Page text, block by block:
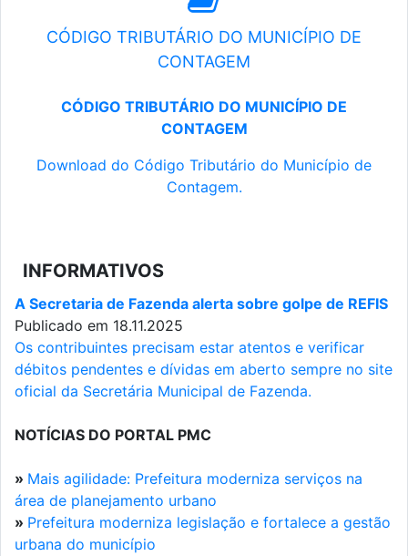
CÓDIGO TRIBUTÁRIO DO MUNICÍPIO DE
CONTAGEM
CÓDIGO TRIBUTÁRIO DO MUNICÍPIO DE
CONTAGEM
Download do Código Tributário do Município de
Contagem.
INFORMATIVOS
A Secretaria de Fazenda alerta sobre golpe de REFIS
Publicado em 18.11.2025
Os contribuintes precisam estar atentos e verificar
débitos pendentes e dívidas em aberto sempre no site
oficial da Secretária Municipal de Fazenda.
NOTÍCIAS DO PORTAL PMC
» Mais agilidade: Prefeitura moderniza serviços na
área de planejamento urbano
» Prefeitura moderniza legislação e fortalece a gestão
urbana do município